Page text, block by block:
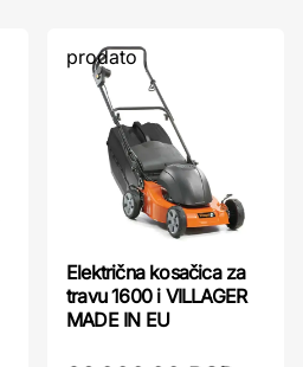
prodato
Električna kosačica za
travu 1600 i VILLAGER
MADE IN EU